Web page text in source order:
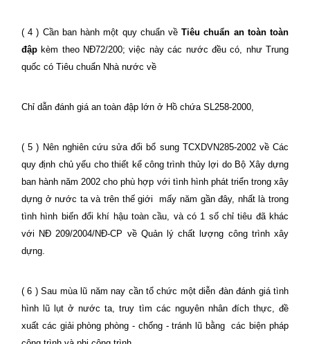
( 4 ) Cần ban hành một quy chuẩn vềTiêu chuẩn an toàn toàn
đập kèm theo NĐ72/200; việc này các nước đều có, như Trung
quốc có Tiêu chuẩn Nhà nước về
Chỉ dẫn đánh giá an toàn đập lớn ở Hồ chứa SL258-2000,
( 5 ) Nên nghiên cứu sửa đổi bổ sung TCXDVN285-2002 về Các
quy định chủ yếu cho thiết kể công trình thủy lợi do Bộ Xây dựng
ban hành năm 2002 cho phù hợp với tình hình phát triển trong xây
dựng ở nước ta và trên thế giới
mấy năm gần đây, nhất là trong
tình hình biến đổi khí hậu toàn cầu, và có 1 số chỉ tiêu đã khác
với NĐ 209/2004/NĐ-CP về Quản lý chất lượng công trình xây
dựng.
( 6 ) Sau mùa lũ năm nay cần tổ chức một diễn đàn đánh giá tình
hình lũ lụt ở nước ta, truy tìm các nguyên nhân đích thực, đề
xuất các giải phòng phòng - chống - tránh lũ bằng
các biện pháp